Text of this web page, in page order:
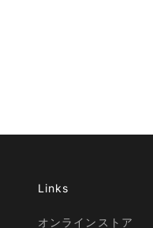
Links
オンラインストア